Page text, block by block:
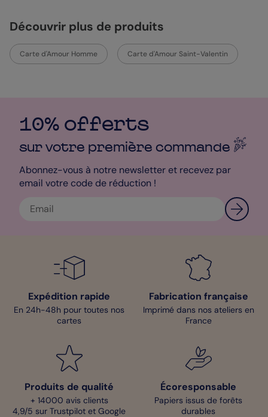
Découvrir plus de produits
Carte d'Amour Homme Carte d'Amour Saint-Valentin
10% offerts
sur votre première commande
Abonnez-vous à notre newsletter et recevez par
email votre code de réduction !
Expédition rapide
En 24h-48h pour toutes nos
cartes
Fabrication française
Imprimé dans nos ateliers en
France
Produits de qualité
+ 14000 avis clients
4,9/5 sur Trustpilot et Google
Écoresponsable
Papiers issus de forêts
durables